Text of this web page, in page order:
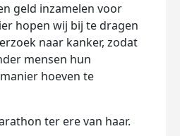
geld inzamelen voor
hopen wij bij te dragen
naar kanker, zodat
mensen hun
hoeven te
ter ere van haar.